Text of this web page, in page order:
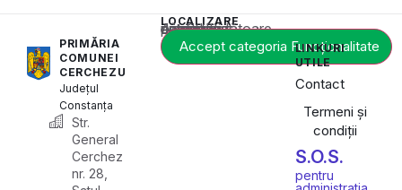
PRIMĂRIA
COMUNEI
CERCHEZU
Județul
Constanța
Str.
General
Cerchez
nr. 28,
LOCALIZARE
Acest conținut este blocat până când acceptați categoria corespunzătoare de cookie-uri.
Accept categoria Funcționalitate
LINKURI
UTILE
Contact
Termeni și
condiții
S.O.S.
pentru